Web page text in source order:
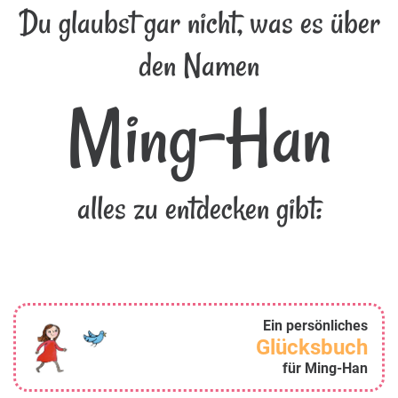
Du glaubst gar nicht, was es über
den Namen
Ming-Han
alles zu entdecken gibt:
Ein persönliches
Glücksbuch
für Ming-Han